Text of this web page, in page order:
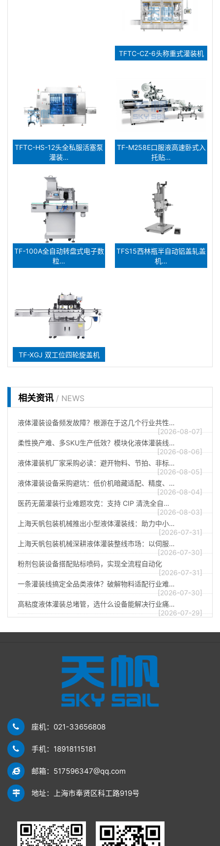
TFTC-CZ-6头称重式灌装机
TFTC-HS-12头全私服活塞泵
灌装…
TF-M258E口服液高速卧式入
托贴…
TF-100A全自动转盘式电子数
粒…
TFS15西林瓶半自动铝盖轧盖
机…
TF-XGJ 双工位四轮旋盖机
相关资讯 / NEWS
液体灌装设备频发故障？根源在于这几个行业共性…
[2026-08-07]
柔性换产难、多SKU生产低效？模块化液体灌装线…
[2026-08-06]
液体灌装机厂家采购必读：避开物料、节拍、非标…
[2026-08-05]
液体灌装设备采购避坑：低价机暗藏适配、精度、…
[2026-08-04]
医药无菌灌装行业难题攻克：支持 CIP 清洗全自…
[2026-08-03]
上海天帆包装机械推出小型液体灌装线：助力中小…
[2026-07-31]
上海天帆包装机械深耕液体灌装整线市场：以伺服…
[2026-07-30]
粉剂包装设备搭配贴标喷码，实现全流程自动化
[2026-07-31]
一条灌装线搞定全品类液体？破解物料适配行业难…
[2026-07-30]
高粘度液体灌装总堵管，选什么设备能解决行业痛…
[2026-07-29]
座机：021-33656808
手机：18918115181
邮箱：517596347@qq.com
地址：上海市奉贤区科工路919号